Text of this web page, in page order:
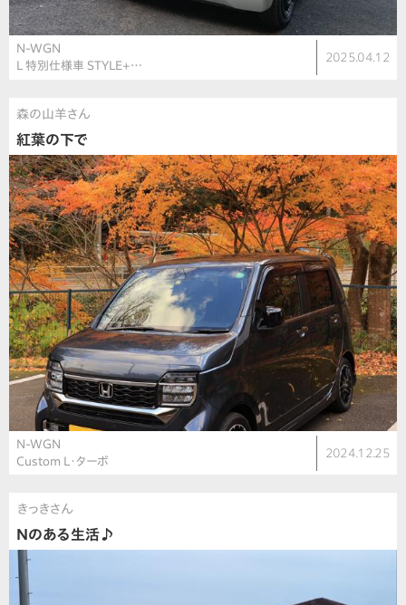
N-WGN
L 特別仕様車 STYLE+…
2025.04.12
森の山羊さん
紅葉の下で
N-WGN
Custom L・ターボ
2024.12.25
きっきさん
Nのある生活♪